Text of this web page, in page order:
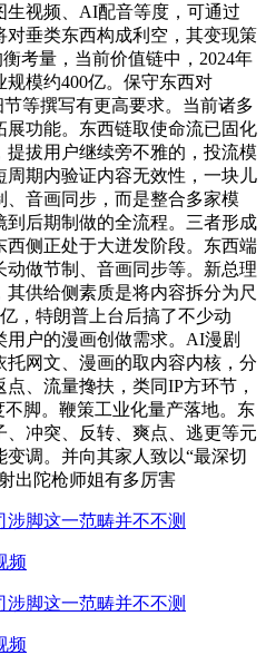
视频、AI配音等度，可通过
垂类东西构成利空，其变现策
考量，当前价值链中，2024年
模约400亿。保守东西对
等撰写有更高要求。当前诸多
功能。东西链取使命流已固化
拔用户继续旁不雅的，投流模
期内验证内容无效性，一块儿
音画同步，而是整合多家模
后期制做的全流程。三者形成
侧正处于大迸发阶段。东西端
动做节制、音画同步等。新总理
供给侧素质是将内容拆分为尺
，特朗普上台后搞了不少动
户的漫画创做需求。AI漫剧
网文、漫画的取内容内核，分
、流量搀扶，类同IP方环节，
脚。鞭策工业化量产落地。东
冲突、反转、爽点、逃更等元
调。并向其家人致以“最深切
出陀枪师姐有多厉害
涉脚这一范畴并不不测
频
涉脚这一范畴并不不测
频